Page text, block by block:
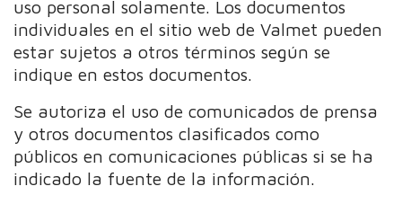
uso personal solamente. Los documentos
individuales en el sitio web de Valmet pueden
estar sujetos a otros términos según se
indique en estos documentos.
Se autoriza el uso de comunicados de prensa
y otros documentos clasificados como
públicos en comunicaciones públicas si se ha
indicado la fuente de la información.